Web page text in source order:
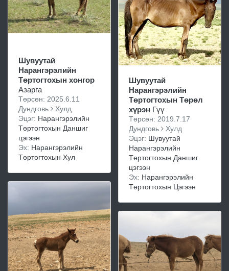
Шувуутай
Нарангэрэлийн
Төртогтохын хонгор
Азарга
Төрсөн: 2025.6.11
Дундговь
Хулд
Эцэг: Нарангэрэлийн
Төртогтохын Даншиг
цэгээн
Эх: Нарангэрэлийн
Төртогтохын Хул
Шувуутай
Нарангэрэлийн
Төртогтохын Төрөл
хүрэн Гүү
Төрсөн: 2019.7.17
Дундговь
Хулд
Эцэг: Шувуутай
Нарангэрэлийн
Төртогтохын Даншиг
цэгээн
Эх: Нарангэрэлийн
Төртогтохын Цэгээн